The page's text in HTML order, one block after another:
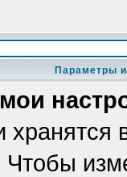
Параметры
Чтобы